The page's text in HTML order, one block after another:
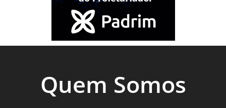
Quem Somos